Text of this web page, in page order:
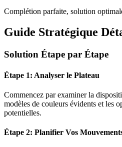
Complétion parfaite, solution
Guide Stratégique
Solution Étape par Étape
Étape 1: Analyser le Plateau
Commencez par examiner la
modèles de couleurs évidents et les
potentielles.
Étape 2: Planifier Vos